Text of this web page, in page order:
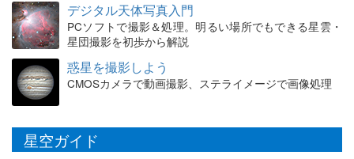
デジタル天体写真入門
PCソフトで撮影＆処理。明るい場所でもできる星雲・
星団撮影を初歩から解説
惑星を撮影しよう
CMOSカメラで動画撮影、ステライメージで画像処理
星空ガイド